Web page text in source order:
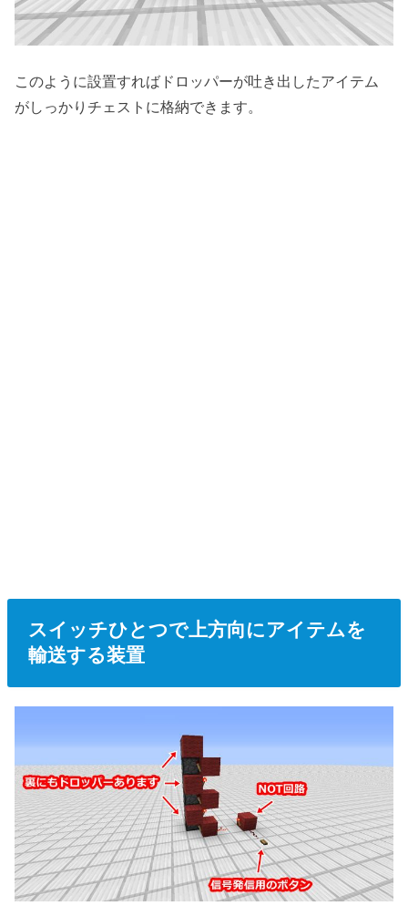
このように設置すればドロッパーが吐き出したアイテム
がしっかりチェストに格納できます。
スイッチひとつで上方向にアイテムを
輸送する装置